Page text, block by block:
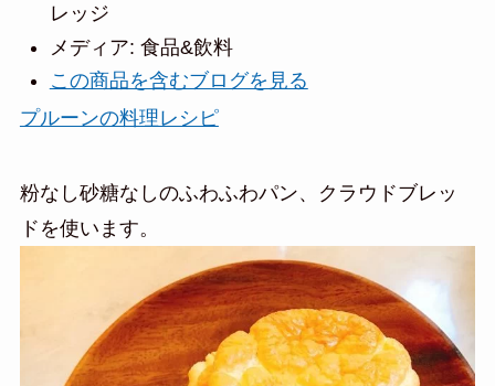
レッジ
メディア: 食品&飲料
この商品を含むブログを見る
プルーンの料理レシピ
粉なし砂糖なしのふわふわパン、クラウドブレッ
ドを使います。